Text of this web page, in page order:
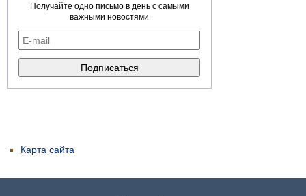
Получайте одно письмо в день с самыми
важными новостями
Карта сайта